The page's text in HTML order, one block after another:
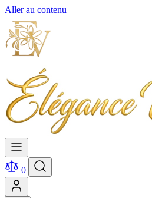
Aller au contenu
0